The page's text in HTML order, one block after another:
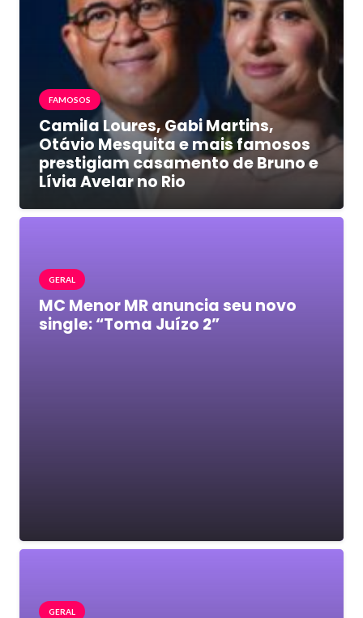
FAMOSOS
Camila Loures, Gabi Martins,
Otávio Mesquita e mais famosos
prestigiam casamento de Bruno e
Lívia Avelar no Rio
GERAL
MC Menor MR anuncia seu novo
single: “Toma Juízo 2”
GERAL